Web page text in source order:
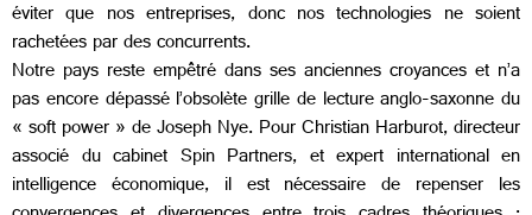
éviter que nos entreprises, donc nos technologies ne soient
rachetées par des concurrents.
Notre pays reste empêtré dans ses anciennes croyances et n’a
pas encore dépassé l’obsolète grille de lecture anglo-saxonne du
« soft power » de Joseph Nye. Pour Christian Harburot, directeur
associé du cabinet Spin Partners, et expert international en
intelligence économique, il est nécessaire de repenser les